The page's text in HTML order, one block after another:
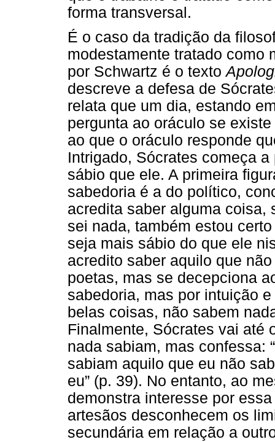
forma transversal.
É o caso da tradição da
modestamente tratado como
por Schwartz é o texto
descreve a defesa de
relata que um dia, estando
pergunta ao oráculo se
ao que o oráculo responde
Intrigado, Sócrates começa
sábio que ele. A primeira
sabedoria é a do político,
acredita saber alguma coisa,
sei nada, também estou
seja mais sábio do que ele
acredito saber aquilo que
poetas, mas se decepciona
sabedoria, mas por intuição
belas coisas, não sabem
Finalmente, Sócrates vai até
nada sabiam, mas confessa:
sabiam aquilo que eu não
eu” (p. 39). No entanto, ao
demonstra interesse por
artesãos desconhecem os
secundária em relação a